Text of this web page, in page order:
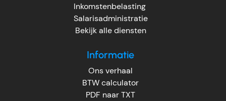
Inkomstenbelasting
Salarisadministratie
Bekijk alle diensten
Informatie
Ons verhaal
BTW calculator
PDF naar TXT